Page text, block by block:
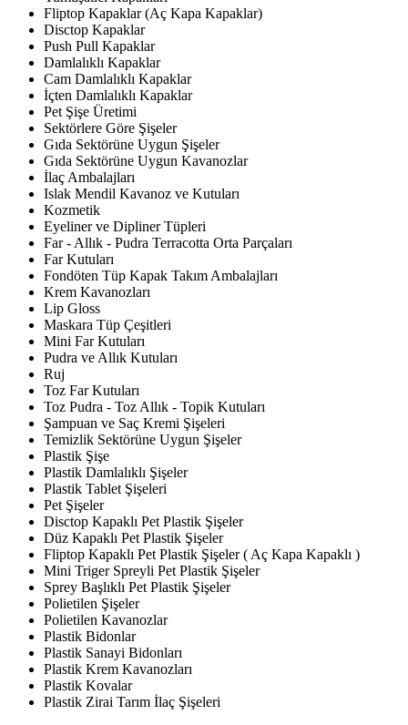
Fliptop Kapaklar (Aç Kapa Kapaklar)
Disctop Kapaklar
Push Pull Kapaklar
Damlalıklı Kapaklar
Cam Damlalıklı Kapaklar
İçten Damlalıklı Kapaklar
Pet Şişe Üretimi
Sektörlere Göre Şişeler
Gıda Sektörüne Uygun Şişeler
Gıda Sektörüne Uygun Kavanozlar
İlaç Ambalajları
Islak Mendil Kavanoz ve Kutuları
Kozmetik
Eyeliner ve Dipliner Tüpleri
Far - Allık - Pudra Terracotta Orta Parçaları
Far Kutuları
Fondöten Tüp Kapak Takım Ambalajları
Krem Kavanozları
Lip Gloss
Maskara Tüp Çeşitleri
Mini Far Kutuları
Pudra ve Allık Kutuları
Ruj
Toz Far Kutuları
Toz Pudra - Toz Allık - Topik Kutuları
Şampuan ve Saç Kremi Şişeleri
Temizlik Sektörüne Uygun Şişeler
Plastik Şişe
Plastik Damlalıklı Şişeler
Plastik Tablet Şişeleri
Pet Şişeler
Disctop Kapaklı Pet Plastik Şişeler
Düz Kapaklı Pet Plastik Şişeler
Fliptop Kapaklı Pet Plastik Şişeler ( Aç Kapa Kapaklı )
Mini Triger Spreyli Pet Plastik Şişeler
Sprey Başlıklı Pet Plastik Şişeler
Polietilen Şişeler
Polietilen Kavanozlar
Plastik Bidonlar
Plastik Sanayi Bidonları
Plastik Krem Kavanozları
Plastik Kovalar
Plastik Zirai Tarım İlaç Şişeleri